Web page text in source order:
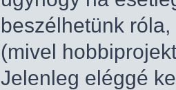
beszélhetünk
(mivel
Jelenleg eléggé